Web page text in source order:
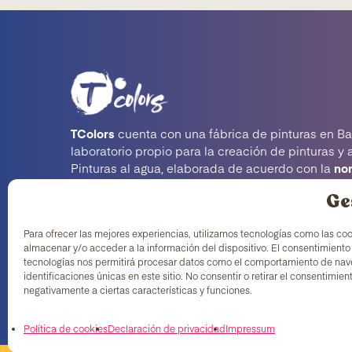
Para ofrecer las mejores experiencias, utilizamos tecnologías como las
almacenar y/o acceder a la información del dispositivo. El consentimiento
tecnologías nos permitirá procesar datos como el comportamiento de
identificaciones únicas en este sitio. No consentir o retirar el
negativamente a ciertas características y funciones.
Política de cookiesDeclaración de privacidad Impressum
TColors cuenta con una fábrica de pinturas en
laboratorio propio para la creación de pinturas y
Pinturas al agua, elaborada de acuerdo con la
mercado: generar empleo para colectivos en